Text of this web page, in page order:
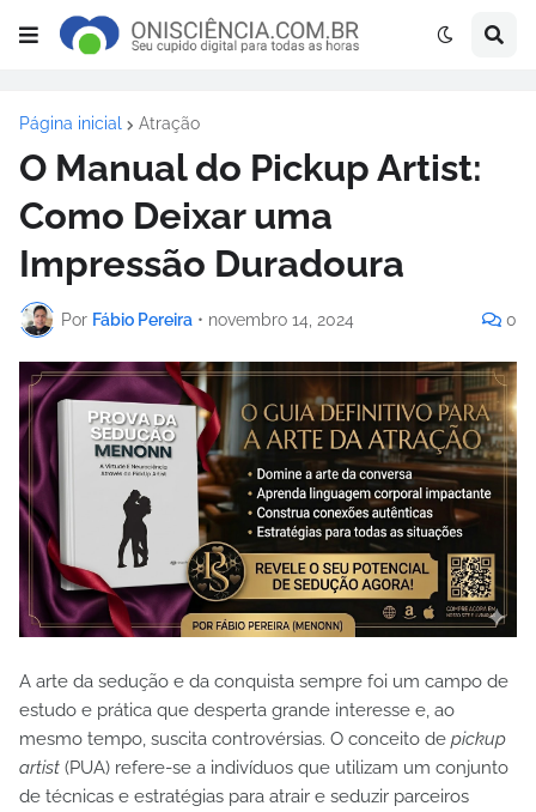
Página inicial Atração
O Manual do Pickup Artist:
Como Deixar uma
Impressão Duradoura
Por Fábio Pereira • novembro 14, 2024 0
A arte da sedução e da conquista sempre foi um campo de
estudo e prática que desperta grande interesse e, ao
mesmo tempo, suscita controvérsias. O conceito de pickup
artist (PUA) refere-se a indivíduos que utilizam um conjunto
de técnicas e estratégias para atrair e seduzir parceiros